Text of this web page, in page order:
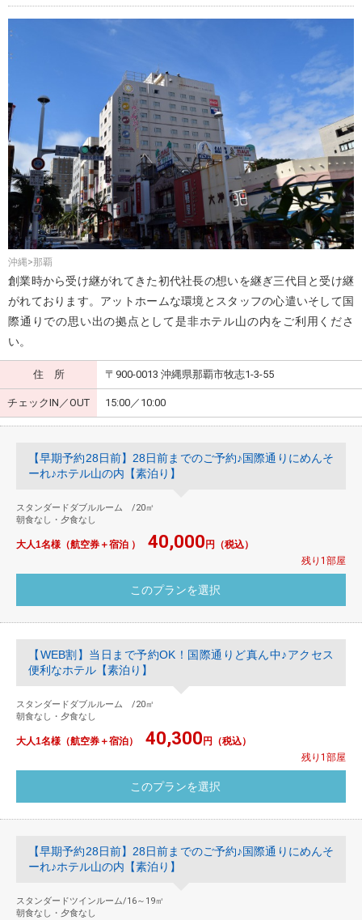
沖縄>那覇
創業時から受け継がれてきた初代社長の想いを継ぎ三代目と受け継
がれております。アットホームな環境とスタッフの心遣いそして国
際通りでの思い出の拠点として是非ホテル山の内をご利用くださ
い。
住 所 〒900-0013 沖縄県那覇市牧志1-3-55
チェックIN／OUT 15:00／10:00
【早期予約28日前】28日前までのご予約♪国際通りにめんそ
ーれ♪ホテル山の内【素泊り】
スタンダードダブルルーム /20㎡
朝食なし・夕食なし
大人1名様（航空券＋宿泊 ） 40,000 円（税込）
残り1部屋
【WEB割】当日まで予約OK！国際通りど真ん中♪アクセス
便利なホテル【素泊り】
スタンダードダブルルーム /20㎡
朝食なし・夕食なし
大人1名様（航空券＋宿泊） 40,300 円（税込）
残り1部屋
【早期予約28日前】28日前までのご予約♪国際通りにめんそ
ーれ♪ホテル山の内【素泊り】
スタンダードツインルーム/16～19㎡
朝食なし・夕食なし